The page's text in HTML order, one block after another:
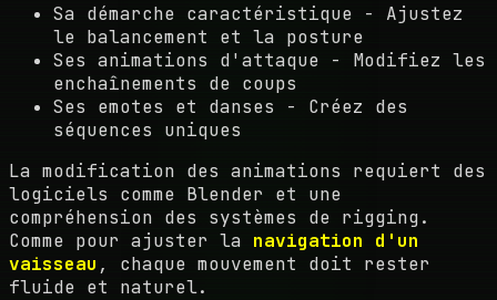
Sa démarche caractéristique - Ajustez
le balancement et la posture
Ses animations d'attaque - Modifiez les
enchaînements de coups
Ses emotes et danses - Créez des
séquences uniques
La modification des animations requiert des
logiciels comme Blender et une
compréhension des systèmes de rigging.
Comme pour ajuster la navigation d'un
vaisseau , chaque mouvement doit rester
fluide et naturel.